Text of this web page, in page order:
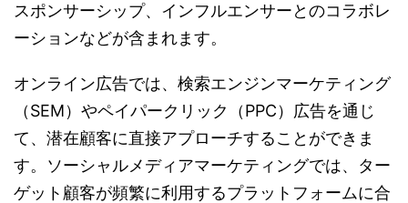
スポンサーシップ、インフルエンサーとのコラボレ
ーションなどが含まれます。
オンライン広告では、検索エンジンマーケティング
（SEM）やペイパークリック（PPC）広告を通じ
て、潜在顧客に直接アプローチすることができま
す。ソーシャルメディアマーケティングでは、ター
ゲット顧客が頻繁に利用するプラットフォームに合